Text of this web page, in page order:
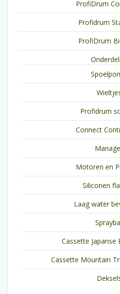
ProfiDrum
Profidrum
ProfiDrum
Profidrum
Connect
Motoren en
Siliconen
Laag water
Cassette Japanse
Cassette Mountain